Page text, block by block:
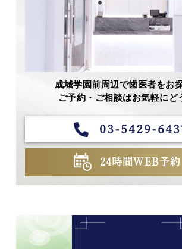
成城学園前周辺で歯医者をお
ご予約・ご相談はお気軽に
03-5429-
24時間WEB予約